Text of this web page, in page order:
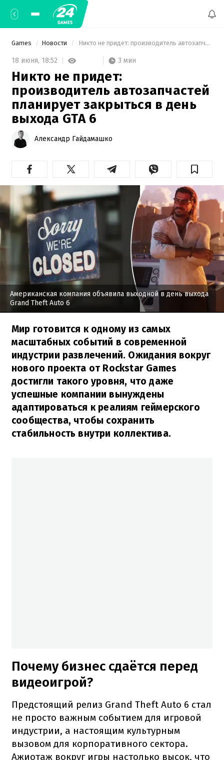
Games Новости Никто не придет: производитель автозапчастей планирует закрыться в день выхода GTA 6
18 июня, 18:52 3 мин
Никто не придет:
производитель автозапчастей
планирует закрыться в день
выхода GTA 6
Александр Гайдамашко
Американская компания объявила выходной в день выхода
Grand Theft Auto 6
Мир готовится к одному из самых
масштабных событий в современной
индустрии развлечений. Ожидания вокруг
нового проекта от Rockstar Games
достигли такого уровня, что даже
успешные компании вынуждены
адаптироваться к реалиям геймерского
сообщества, чтобы сохранить
стабильность внутри коллектива.
Почему бизнес сдаётся перед
видеоигрой?
Предстоящий релиз Grand Theft Auto 6 стал
не просто важным событием для игровой
индустрии, а настоящим культурным
вызовом для корпоративного сектора.
Ажиотаж вокруг игры настолько высок, что